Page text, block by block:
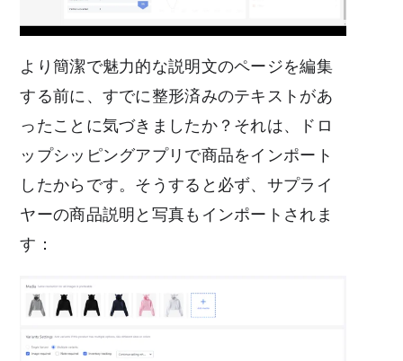
より簡潔で魅力的な説明文のページを編集
する前に、すでに整形済みのテキストがあ
ったことに気づきましたか？それは、ドロ
ップシッピングアプリで商品をインポート
したからです。そうすると必ず、サプライ
ヤーの商品説明と写真もインポートされま
す：